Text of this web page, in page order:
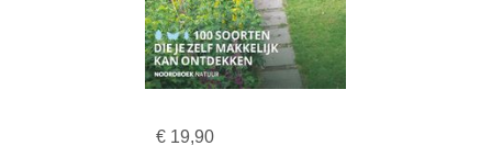
€ 19,90